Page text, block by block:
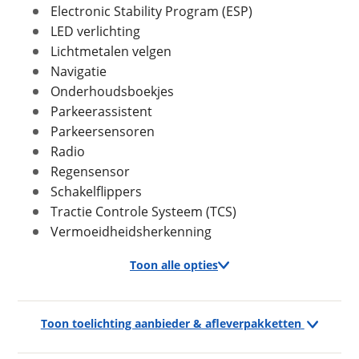
In- en exterieur
Aantal deuren
Aantal zitplaatsen
Bekleding
Interieurkleur
Laksoort
Kleur
Blauw
Fabriekskleur
Donker blauw metallic
Electronic Stability Program (ESP)
LED verlichting
Lichtmetalen velgen
Navigatie
Onderhoudsboekjes
Parkeerassistent
Parkeersensoren
Radio
Regensensor
Schakelflippers
Tractie Controle Systeem (TCS)
Vermoeidheidsherkenning
Toon alle opties
Exterieur
Toon toelichting aanbieder & afleverpakketten
Foto's
Klik hier om foto's te uploaden
(optioneel)
Jouw contactgegevens
Naam
Telefoonnummer (optioneel)